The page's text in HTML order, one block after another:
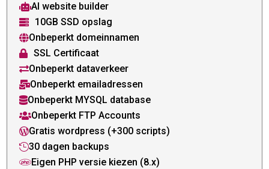
AI website builder
 10GB SSD opslag
Onbeperkt domeinnamen
 SSL Certificaat
Onbeperkt dataverkeer
Onbeperkt emailadressen
Onbeperkt MYSQL database
Onbeperkt FTP Accounts
Gratis wordpress (+300 scripts)
30 dagen backups
Eigen PHP versie kiezen (8.x)